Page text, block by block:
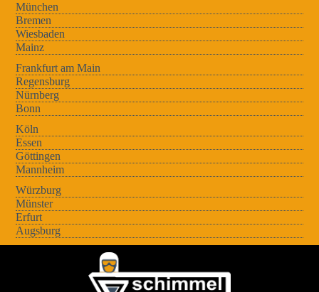
München
Bremen
Wiesbaden
Mainz
Frankfurt am Main
Regensburg
Nürnberg
Bonn
Köln
Essen
Göttingen
Mannheim
Würzburg
Münster
Erfurt
Augsburg